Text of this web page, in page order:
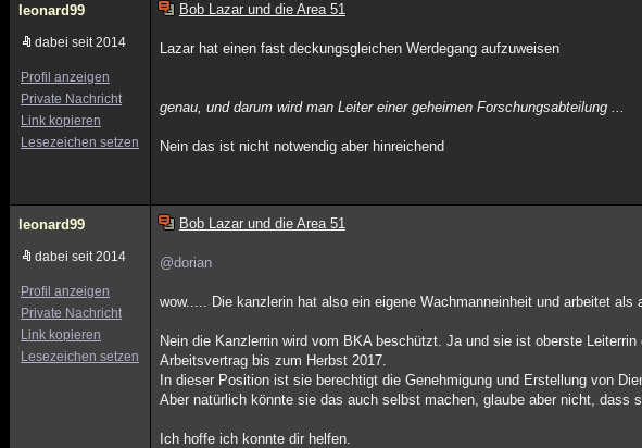
leonard99
dabei seit 2014
Profil anzeigen
Private Nachricht
Link kopieren
Lesezeichen setzen
Bob Lazar und die Area 51
Lazar hat einen fast deckungsgleichen Werdegang aufzuweisen
genau, und darum wird man Leiter einer geheimen Forschungsabteilung ...
Nein das ist nicht notwendig aber hinreichend
leonard99
dabei seit 2014
Profil anzeigen
Private Nachricht
Link kopieren
Lesezeichen setzen
Bob Lazar und die Area 51
@dorian
wow..... Die kanzlerin hat also ein eigene Wachmanneinheit und arbeitet als
Nein die Kanzlerrin wird vom BKA beschützt. Ja und sie ist oberste
Arbeitsvertrag bis zum Herbst 2017.
In dieser Position ist sie berechtigt die Genehmigung und Erstellung von
Aber natürlich könnte sie das auch selbst machen, glaube aber nicht, dass
Ich hoffe ich konnte dir helfen.